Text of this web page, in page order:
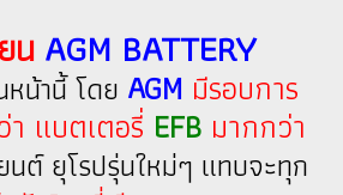
นAGM BATTERY
น้านี้ โดย AGM มีรอบการ
แบตเตอรี่ EFB มากกว่า
นต์ ยุโรปรุ่นใหม่ๆ แทบจะทุก